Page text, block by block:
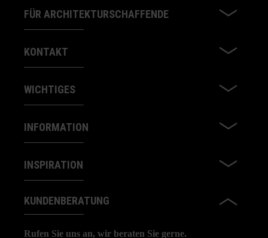
FÜR ARCHITEKTURSCHAFFENDE
KONTAKT
WICHTIGES
INFORMATION
INSPIRATION
KUNDENBERATUNG
Rufen Sie uns an, wir beraten Sie gerne.